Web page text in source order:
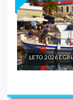
LETO 2026